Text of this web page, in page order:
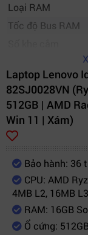
Loại RAM
Tốc độ Bus RAM
Hỗ trợ RAM tối đa
Ổ cứng
Dung lượng
Tốc độ vòng quay
Khe cắm SSD mở
Ổ đĩa quang
(ODD)
Màn hình
Kích thước màn
Laptop Lenovo
82SJ0028VN
512GB | AMD
Win 11 | Xám)
Bảo hành: 36
CPU: AMD
4MB L2, 16MB
RAM: 16GB
Ổ cứng: